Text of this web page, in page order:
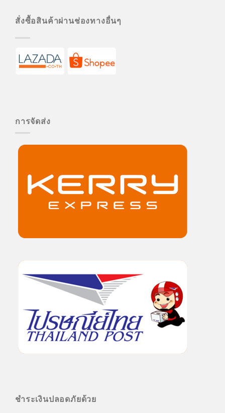
สั่งซื้อสินค้าผ่านช่องทางอื่นๆ
การจัดส่ง
ชำระเงินปลอดภัยด้วย